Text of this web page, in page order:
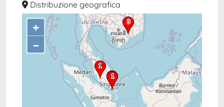
Distribuzione geografica
+
–